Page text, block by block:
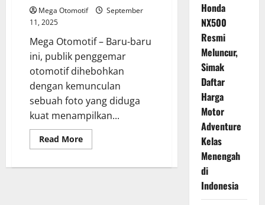
Mega Otomotif
September
11, 2025
Mega Otomotif – Baru-baru
ini, publik penggemar
otomotif dihebohkan
dengan kemunculan
sebuah foto yang diduga
kuat menampilkan...
Read MoreRead
more
Tanggapi
Honda
NX500
Resmi
Meluncur,
Simak
Daftar
Harga
Motor
Adventure
Kelas
Menengah
di
Indonesia